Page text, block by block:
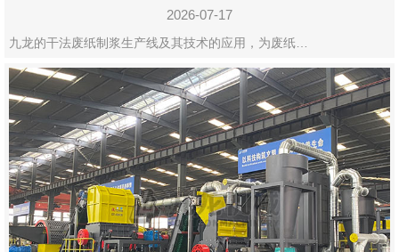
保障
2026-07-17
九龙的干法废纸制浆生产线及其技术的应用，为废纸…